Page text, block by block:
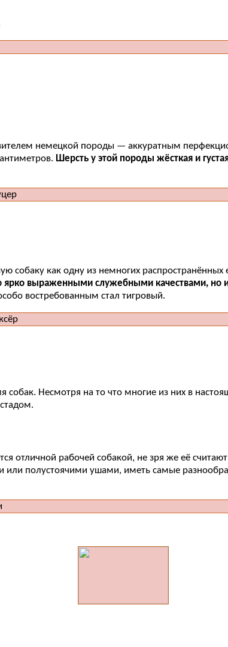
немецкой породы — аккуратным
Шерсть у этой породы жёсткая и
как одну из немногих
ярко выраженными служебными качествами, но
востребованным стал тигровый.
собак. Несмотря на то что многие из них в
отличной рабочей собакой, не зря же её
полустоячими ушами, иметь самые